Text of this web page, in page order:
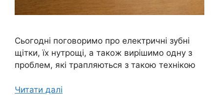
Сьогодні поговоримо про електричні зубні
щітки, їх нутрощі, а також вирішимо одну з
проблем, які трапляються з такою технікою
Читати далі